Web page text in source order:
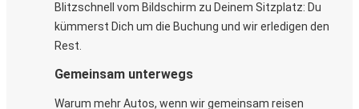
Blitzschnell vom Bildschirm zu Deinem Sitzplatz: Du
kümmerst Dich um die Buchung und wir erledigen den
Rest.
Gemeinsam unterwegs
Warum mehr Autos, wenn wir gemeinsam reisen